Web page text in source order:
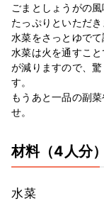
ごまとしょうがの
たっぷりといただき
水菜をさっとゆでて
水菜は火を通すこ
が減りますので、
す。
もうあと一品の副
せ。
材料（4人分）
水菜